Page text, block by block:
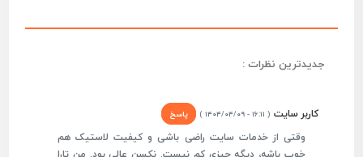
جدیدترین نظرات :
کاربر سایت ( ۱۶:۱۱ - ۱۴۰۴/۰۴/۰۹ ) پاسخ
وقتی از خدمات سایت راضی باشی و کیفیت لاستیک هم